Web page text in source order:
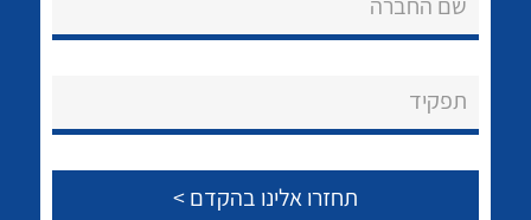
About Ateka Ltd.
צור קשר
לכל מוצרי היצרן לכל מוצרי היצרן
תפקיד